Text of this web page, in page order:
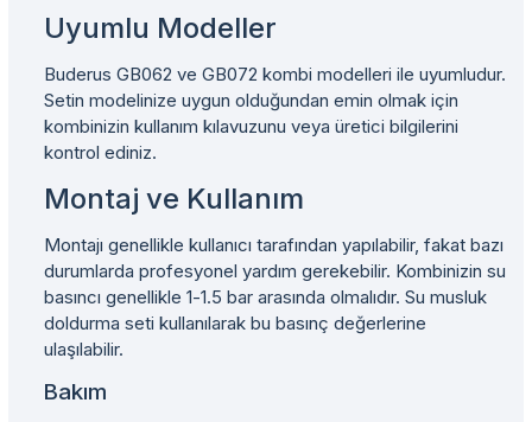
Uyumlu Modeller
Buderus GB062 ve GB072 kombi modelleri ile uyumludur.
Setin modelinize uygun olduğundan emin olmak için
kombinizin kullanım kılavuzunu veya üretici bilgilerini
kontrol ediniz.
Montaj ve Kullanım
Montajı genellikle kullanıcı tarafından yapılabilir, fakat bazı
durumlarda profesyonel yardım gerekebilir. Kombinizin su
basıncı genellikle 1-1.5 bar arasında olmalıdır. Su musluk
doldurma seti kullanılarak bu basınç değerlerine
ulaşılabilir.
Bakım